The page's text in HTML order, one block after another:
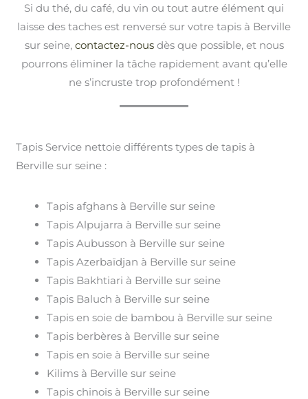
Si du thé, du café, du vin ou tout autre élément qui
laisse des taches est renversé sur votre tapis à Berville
sur seine, contactez-nousdès que possible, et nous
pourrons éliminer la tâche rapidement avant qu’elle
ne s’incruste trop profondément !
Tapis Service nettoie différents types de tapis à
Berville sur seine :
Tapis afghans à Berville sur seine
Tapis Alpujarra à Berville sur seine
Tapis Aubusson à Berville sur seine
Tapis Azerbaïdjan à Berville sur seine
Tapis Bakhtiari à Berville sur seine
Tapis Baluch à Berville sur seine
Tapis en soie de bambou à Berville sur seine
Tapis berbères à Berville sur seine
Tapis en soie à Berville sur seine
Kilims à Berville sur seine
Tapis chinois à Berville sur seine